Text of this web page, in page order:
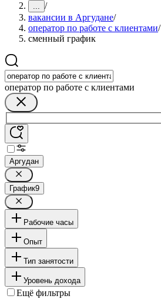
... /
вакансии в Аргудане/
оператор по работе с клиентами/
сменный график
оператор по работе с клиентами
Аргудан
График9
Рабочие часы
Опыт
Тип занятости
Уровень дохода
Ещё фильтры